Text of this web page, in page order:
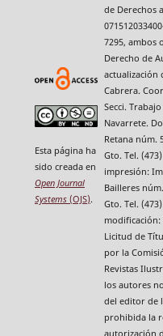
Esta página ha
sido creada en
Open Journal
Systems(OJS).
de Derechos
7295, ambos
Derecho de
actualización
Cabrera.
Secci.
Navarrete.
Retana núm.
Gto. Tel.
impresión:
Bailleres
Gto. Tel.
modificación:
Licitud de
por la
Revistas
los autores
del editor de
prohibida la
autorización